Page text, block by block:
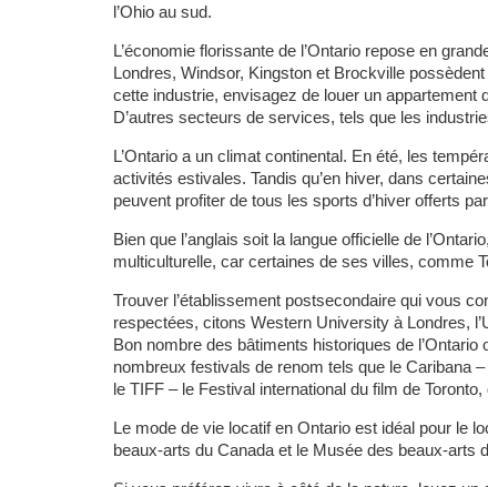
l’Ohio au sud.
L’économie florissante de l’Ontario repose en
Londres, Windsor, Kingston et Brockville
cette industrie, envisagez de louer un appartement
D’autres secteurs de services, tels que les
L’Ontario a un climat continental. En été, les
activités estivales. Tandis qu’en hiver, dans
peuvent profiter de tous les sports d’hiver offerts
Bien que l’anglais soit la langue officielle de
multiculturelle, car certaines de ses villes, comme
Trouver l’établissement postsecondaire qui vous
respectées, citons Western University à Londres,
Bon nombre des bâtiments historiques de
nombreux festivals de renom tels que le Caribana
le TIFF – le Festival international du film de
Le mode de vie locatif en Ontario est idéal pour le
beaux-arts du Canada et le Musée des beaux-arts